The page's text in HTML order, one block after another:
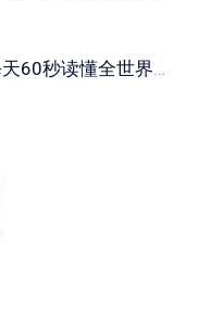
04月21日新闻早报，每天60秒读懂全世界！